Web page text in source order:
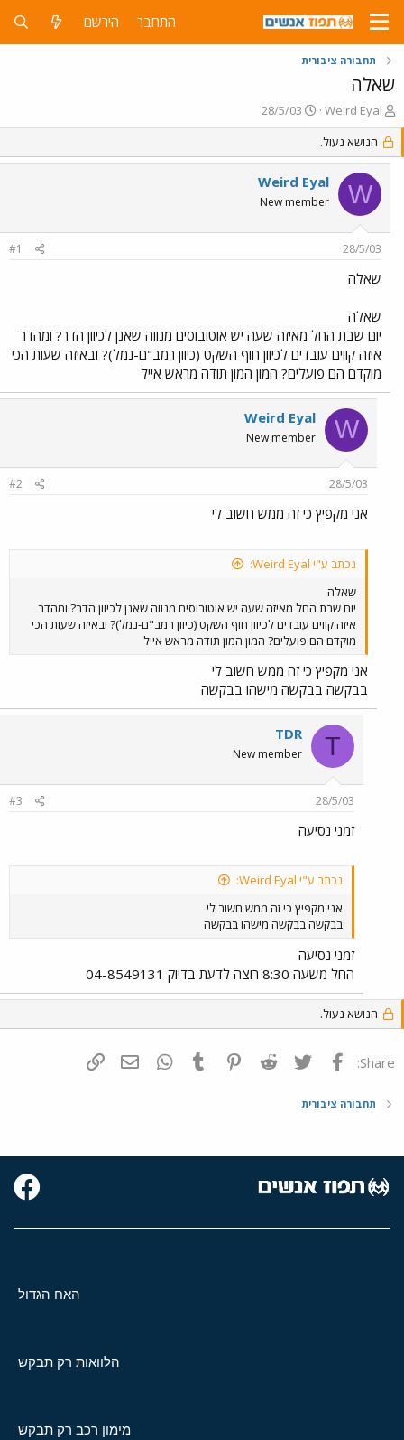
התחבר הירשם
תחבורה ציבורית
שאלה
פ
ו
ת
ח
נ
Weird Eyal
פ
ו
ס
ם
ב
ת
28/5/03
הנושא נעול.
W
Weird Eyal
New member
28/5/03
#1
שאלה
שאלה
יום שבת החל מאיזה שעה יש אוטובוסים מנווה שאנן לכיוון הדר? ומהדר
איזה קווים עובדים לכיוון חוף השקט (כיוון רמב"ם-נמל)? ובאיזה שעות הכי
מוקדם הם פועלים? המון המון תודה מראש אייל
W
Weird Eyal
New member
28/5/03
#2
אני מקפיץ כי זה ממש חשוב לי
נכתב ע"י Weird Eyal:
שאלה
יום שבת החל מאיזה שעה יש אוטובוסים מנווה שאנן לכיוון הדר? ומהדר
איזה קווים עובדים לכיוון חוף השקט (כיוון רמב"ם-נמל)? ובאיזה שעות הכי
מוקדם הם פועלים? המון המון תודה מראש אייל
אני מקפיץ כי זה ממש חשוב לי
בבקשה בבקשה מישהו בבקשה
T
TDR
New member
28/5/03
#3
זמני נסיעה
נכתב ע"י Weird Eyal:
אני מקפיץ כי זה ממש חשוב לי
בבקשה בבקשה מישהו בבקשה
זמני נסיעה
החל משעה 8:30 רוצה לדעת בדיוק 04-8549131
הנושא נעול.
Share: פייסבוק Twitter
Reddit
Pinterest
Tumblr
WhatsAppדואר אלקטרוני
תחבורה ציבורית
האח הגדול
הלוואות רק תבקש
מימון רכב רק תבקש